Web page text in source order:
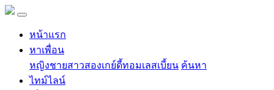
หน้าแรก
หาเพื่อน
หญิงชายสาวสองเกย์ดี้ทอมเลสเบี้ยน ค้นหา
ไทม์ไลน์